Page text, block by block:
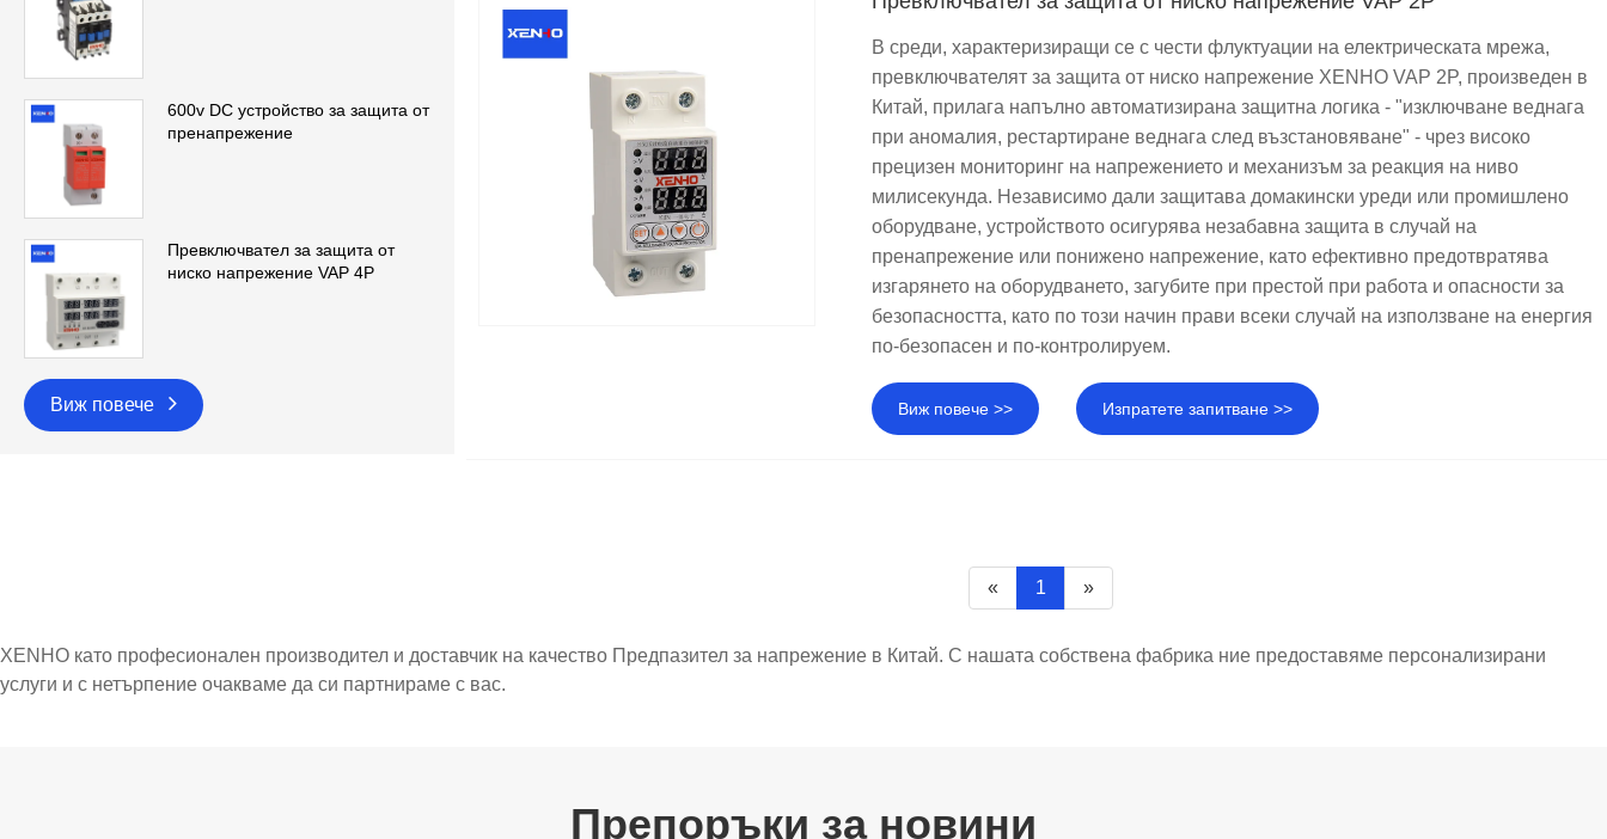
600v DC устройство за защита от
пренапрежение
Превключвател за защита от
ниско напрежение VAP 4P
Виж повече
В среди, характеризиращи се с чести флуктуации на електрическата мрежа,
превключвателят за защита от ниско напрежение XENHO VAP 2P, произведен в
Китай, прилага напълно автоматизирана защитна логика - "изключване веднага
при аномалия, рестартиране веднага след възстановяване" - чрез високо
прецизен мониторинг на напрежението и механизъм за реакция на ниво
милисекунда. Независимо дали защитава домакински уреди или промишлено
оборудване, устройството осигурява незабавна защита в случай на
пренапрежение или понижено напрежение, като ефективно предотвратява
изгарянето на оборудването, загубите при престой при работа и опасности за
безопасността, като по този начин прави всеки случай на използване на енергия
по-безопасен и по-контролируем.
Виж повече >> Изпратете запитване >>
« 1 »
XENHO като професионален производител и доставчик на качество Предпазител за напрежение в Китай. С нашата собствена фабрика ние предоставяме персонализирани
услуги и с нетърпение очакваме да си партнираме с вас.
Препоръки за новини